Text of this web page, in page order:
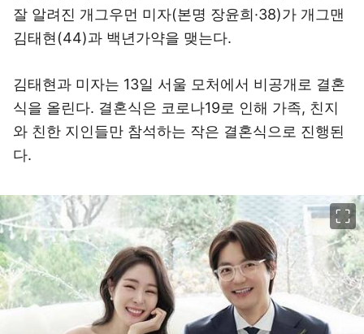
잘 알려진 개그우먼 미자(본명 장윤희·38)가 개그맨
김태현(44)과 백년가약을 맺는다.
김태현과 미자는 13일 서울 모처에서 비공개로 결혼
식을 올린다. 결혼식은 코로나19로 인해 가족, 친지
와 친한 지인들만 참석하는 작은 결혼식으로 진행된
다.